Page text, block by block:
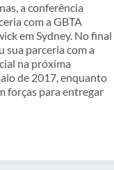
a conferência
com a GBTA
em Sydney. No final
sua parceria com a
na próxima
de 2017, enquanto
forças para entregar